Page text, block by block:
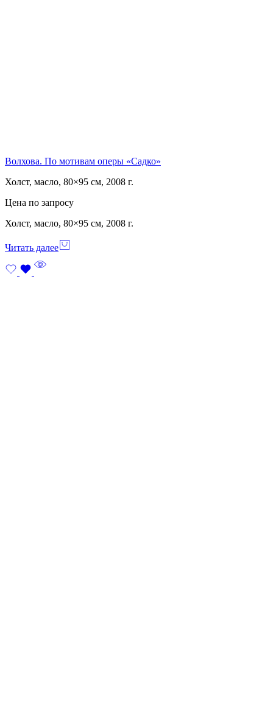
Волхова. По мотивам оперы «Садко»
Холст, масло, 80×95 см, 2008 г.
Цена по запросу
Холст, масло, 80×95 см, 2008 г.
Читать далее